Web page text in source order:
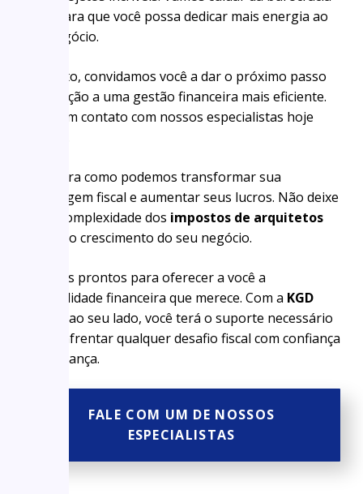
fiscal para que você possa dedicar mais energia ao
seu negócio.
Portanto, convidamos você a dar o próximo passo
em direção a uma gestão financeira mais eficiente.
Entre em contato com nossos especialistas hoje
Descubra como podemos transformar sua
abordagem fiscal e aumentar seus lucros. Não deixe
que a complexidade dos impostos de arquitetos
impeça o crescimento do seu negócio.
Estamos prontos para oferecer a você a
tranquilidade financeira que merece. Com a KGD
ao seu lado, você terá o suporte necessário
para enfrentar qualquer desafio fiscal com confiança
e segurança.
FALE COM UM DE NOSSOS
ESPECIALISTAS